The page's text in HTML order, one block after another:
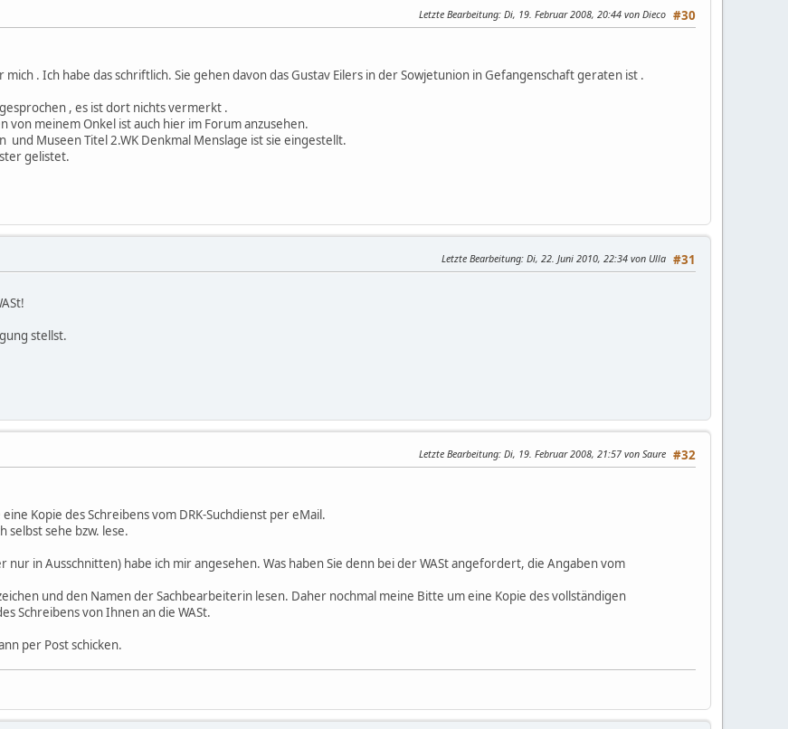
#30
Letzte Bearbeitung: Di, 19. Februar 2008, 20:44 von Dieco
. Ich habe das schriftlich. Sie gehen davon das Gustav Eilers in der Sowjetunion in Gefangenschaft geraten ist .
, es ist dort nichts vermerkt .
von meinem Onkel ist auch hier im Forum anzusehen.
Museen Titel 2.WK Denkmal Menslage ist sie eingestellt.
gelistet.
#31
Letzte Bearbeitung: Di, 22. Juni 2010, 22:34 von Ulla
stellst.
#32
Letzte Bearbeitung: Di, 19. Februar 2008, 21:57 von Saure
Kopie des Schreibens vom DRK-Suchdienst per eMail.
selbst sehe bzw. lese.
nur in Ausschnitten) habe ich mir angesehen. Was haben Sie denn bei der WASt angefordert, die Angaben vom
und den Namen der Sachbearbeiterin lesen. Daher nochmal meine Bitte um eine Kopie des vollständigen
Schreibens von Ihnen an die WASt.
per Post schicken.